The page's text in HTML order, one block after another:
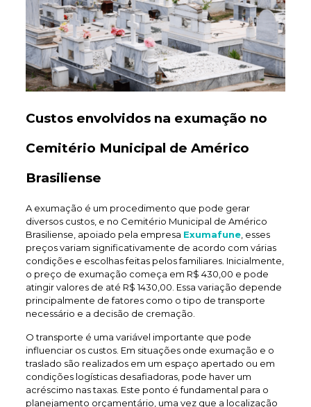
Custos envolvidos na exumação no
Cemitério Municipal de Américo
Brasiliense
A exumação é um procedimento que pode gerar
diversos custos, e no Cemitério Municipal de Américo
Brasiliense, apoiado pela empresa Exumafune, esses
preços variam significativamente de acordo com várias
condições e escolhas feitas pelos familiares. Inicialmente,
o preço de exumação começa em R$ 430,00 e pode
atingir valores de até R$ 1430,00. Essa variação depende
principalmente de fatores como o tipo de transporte
necessário e a decisão de cremação.
O transporte é uma variável importante que pode
influenciar os custos. Em situações onde exumação e o
traslado são realizados em um espaço apertado ou em
condições logísticas desafiadoras, pode haver um
acréscimo nas taxas. Este ponto é fundamental para o
planejamento orçamentário, uma vez que a localização